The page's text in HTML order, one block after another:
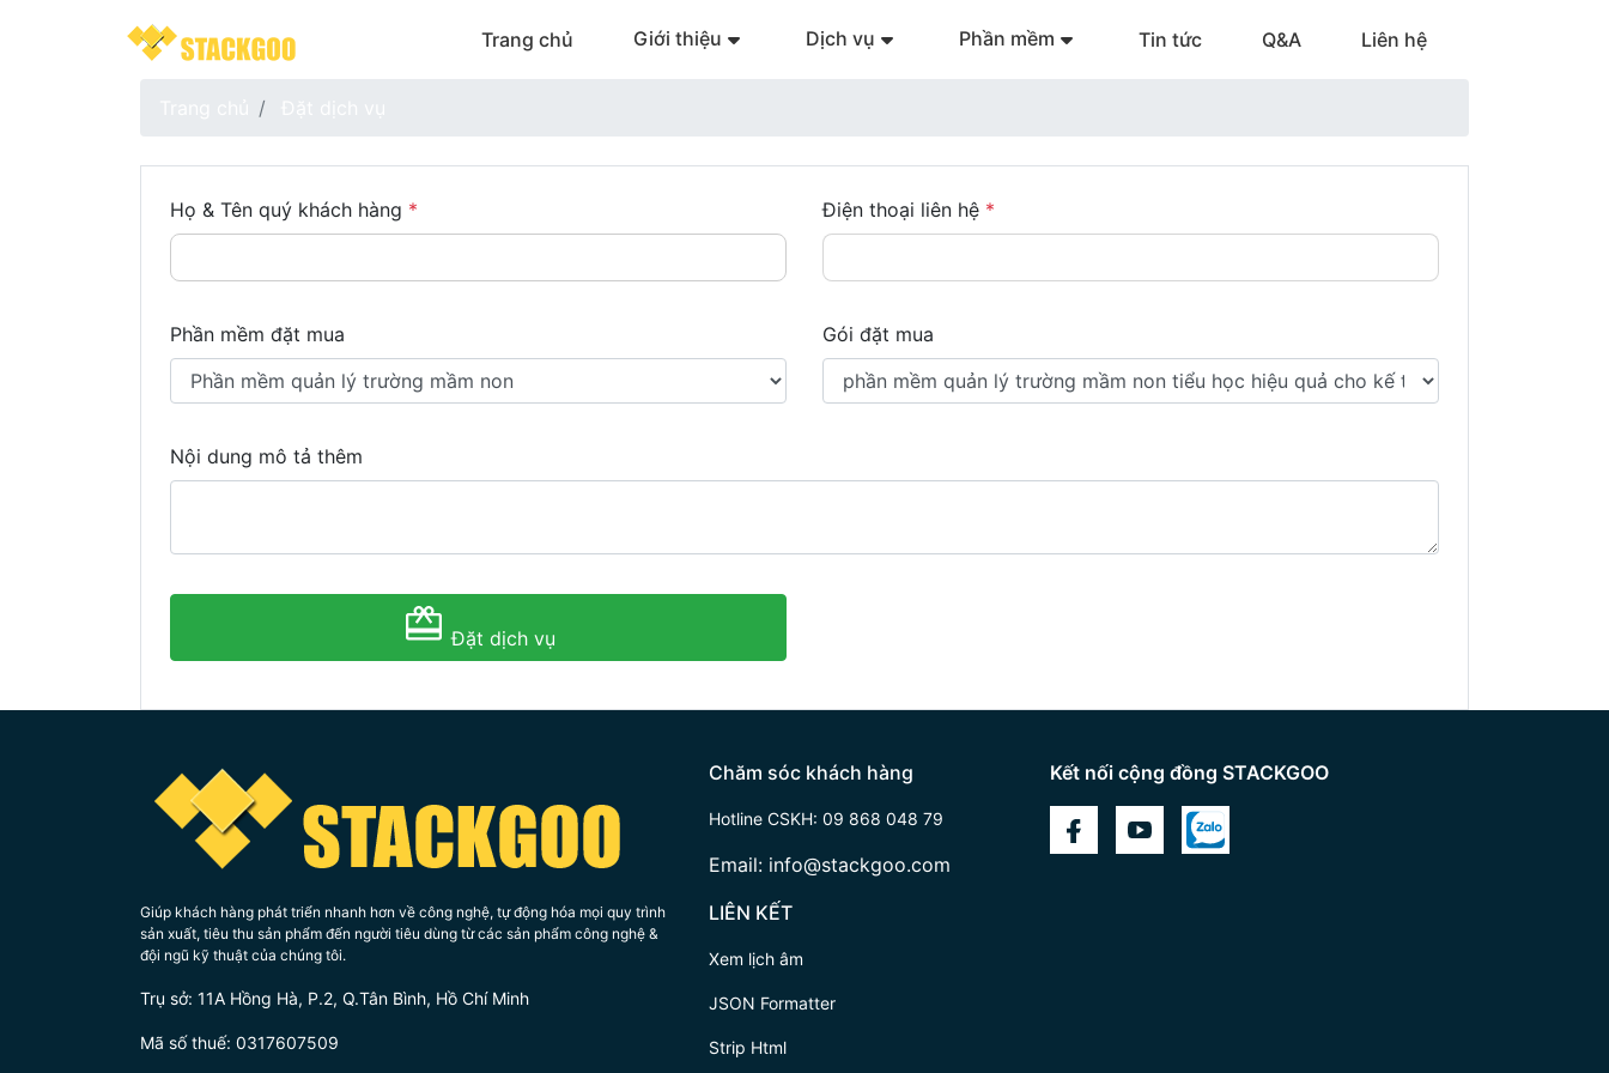
Trang chủ Giới thiệu Dịch vụ Phần mềm Tin tức Q&A Liên hệ
Họ & Tên quý khách hàng * Điện thoại liên hệ *
Phần mềm đặt mua Gói đặt mua
Nội dung mô tả thêm
Đặt dịch vụ
Giúp khách hàng phát triển nhanh hơn về công nghệ, tự động hóa mọi quy trình
sản xuất, tiêu thu sản phẩm đến người tiêu dùng từ các sản phẩm công nghệ &
đội ngũ kỹ thuật của chúng tôi.
Trụ sở: 11A Hồng Hà, P.2, Q.Tân Bình, Hồ Chí Minh
Mã số thuế: 0317607509
Chăm sóc khách hàng
Hotline CSKH: 09 868 048 79
Email: info@stackgoo.com
LIÊN KẾT
Xem lịch âm
JSON Formatter
Strip Html
Kết nối cộng đồng STACKGOO